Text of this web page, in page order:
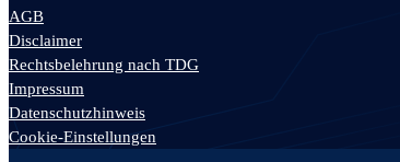
AGB
Disclaimer
Rechtsbelehrung nach TDG
Impressum
Datenschutzhinweis
Cookie-Einstellungen